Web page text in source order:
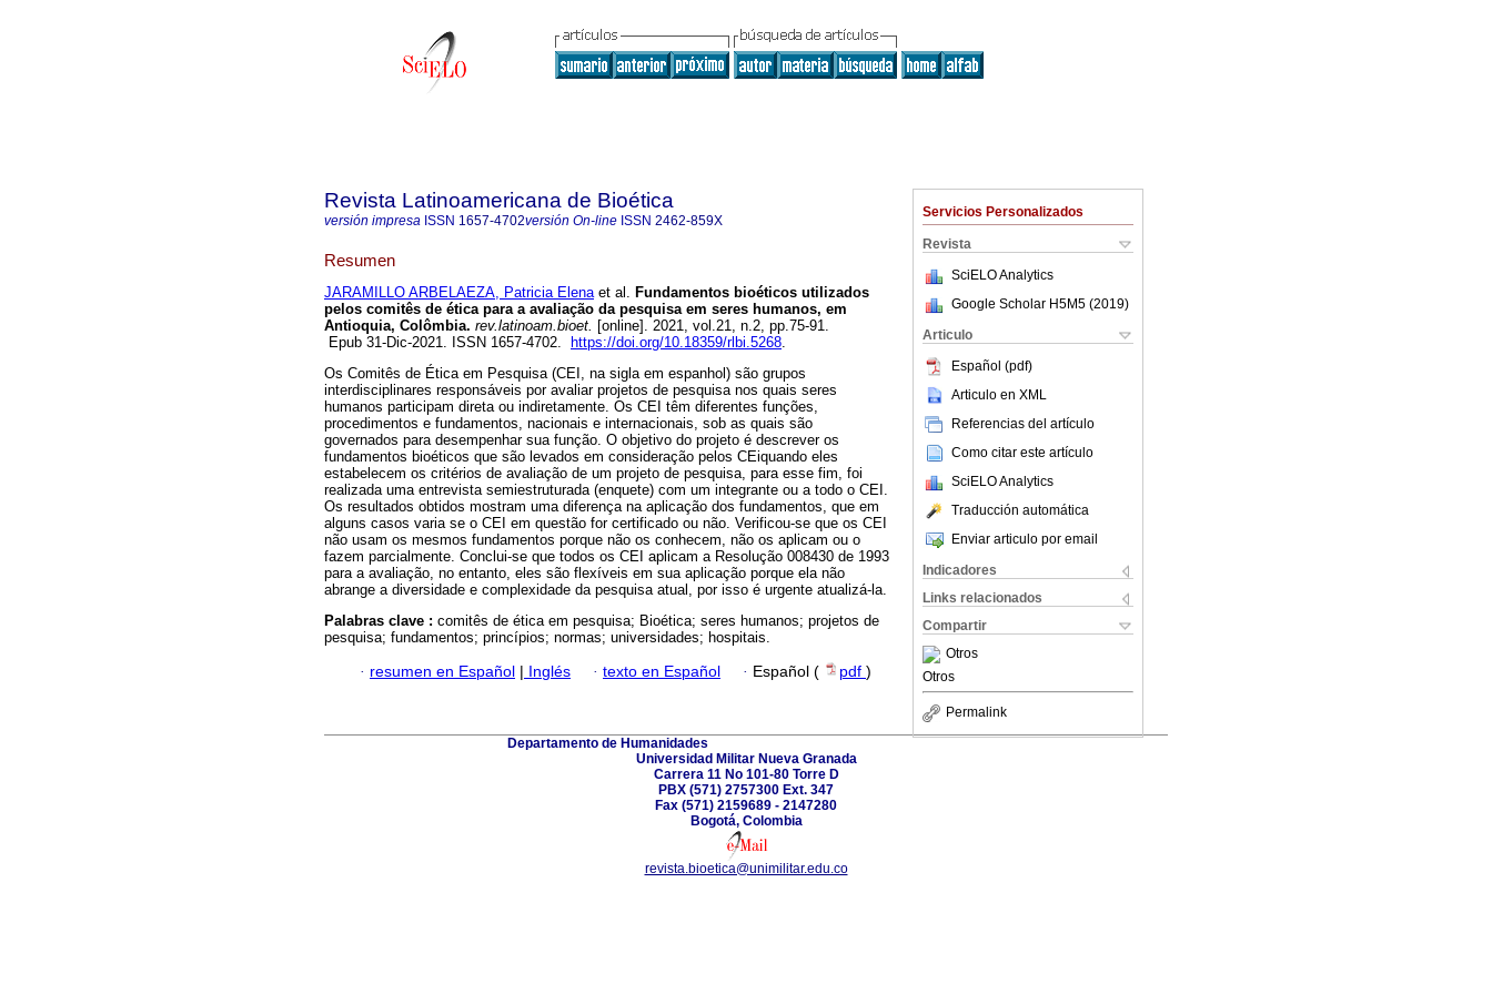
Servicios Personalizados
Revista
SciELO Analytics
Google Scholar H5M5 (2019)
Articulo
Español (pdf)
Articulo en XML
Referencias del artículo
Como citar este artículo
SciELO Analytics
Traducción automática
Enviar articulo por email
Indicadores
Links relacionados
Compartir
Otros
Otros
Permalink
Revista Latinoamericana de Bioética
versión impresa ISSN 1657-4702versión On-line ISSN 2462-859X
Resumen
JARAMILLO ARBELAEZA, Patricia Elenaet al. Fundamentos bioéticos utilizados
pelos comitês de ética para a avaliação da pesquisa em seres humanos, em
Antioquia, Colômbia. rev.latinoam.bioet. [online]. 2021, vol.21, n.2, pp.75-91.
Epub 31-Dic-2021. ISSN 1657-4702.
https://doi.org/10.18359/rlbi.5268.
Os Comitês de Ética em Pesquisa (CEI, na sigla em espanhol) são grupos
interdisciplinares responsáveis por avaliar projetos de pesquisa nos quais seres
humanos participam direta ou indiretamente. Os CEI têm diferentes funções,
procedimentos e fundamentos, nacionais e internacionais, sob as quais são
governados para desempenhar sua função. O objetivo do projeto é descrever os
fundamentos bioéticos que são levados em consideração pelos CEiquando eles
estabelecem os critérios de avaliação de um projeto de pesquisa, para esse fim, foi
realizada uma entrevista semiestruturada (enquete) com um integrante ou a todo o CEI.
Os resultados obtidos mostram uma diferença na aplicação dos fundamentos, que em
alguns casos varia se o CEI em questão for certificado ou não. Verificou-se que os CEI
não usam os mesmos fundamentos porque não os conhecem, não os aplicam ou o
fazem parcialmente. Conclui-se que todos os CEI aplicam a Resolução 008430 de 1993
para a avaliação, no entanto, eles são flexíveis em sua aplicação porque ela não
abrange a diversidade e complexidade da pesquisa atual, por isso é urgente atualizá-la.
Palabras clave : comitês de ética em pesquisa; Bioética; seres humanos; projetos de
pesquisa; fundamentos; princípios; normas; universidades; hospitais.
· resumen en Español | Inglés · texto en Español · Español ( pdf )
Departamento de Humanidades
Universidad Militar Nueva Granada
Carrera 11 No 101-80 Torre D
PBX (571) 2757300 Ext. 347
Fax (571) 2159689 - 2147280
Bogotá, Colombia
revista.bioetica@unimilitar.edu.co